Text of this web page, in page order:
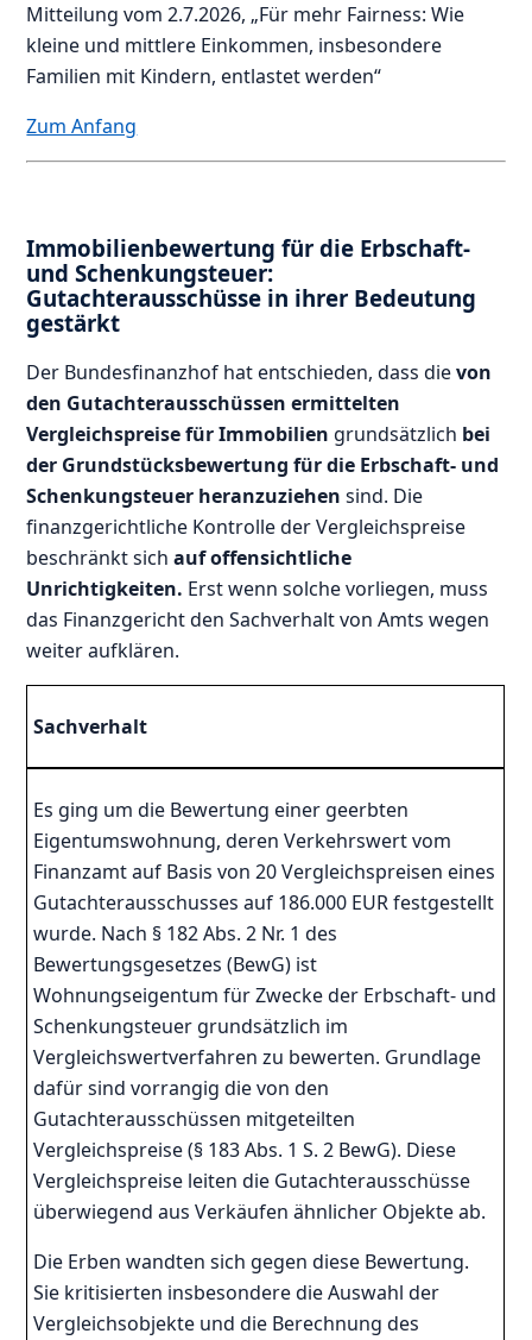
Mitteilung vom 2.7.2026, „Für mehr Fairness: Wie
kleine und mittlere Einkommen, insbesondere
Familien mit Kindern, entlastet werden“
Zum Anfang
Immobilienbewertung für die Erbschaft-
und Schenkungsteuer:
Gutachterausschüsse in ihrer Bedeutung
gestärkt
Der Bundesfinanzhof hat entschieden, dass dievon
den Gutachterausschüssen ermittelten
Vergleichspreise für Immobilien grundsätzlich bei
der Grundstücksbewertung für die Erbschaft- und
Schenkungsteuer heranzuziehen sind. Die
finanzgerichtliche Kontrolle der Vergleichspreise
beschränkt sichauf offensichtliche
Unrichtigkeiten. Erst wenn solche vorliegen, muss
das Finanzgericht den Sachverhalt von Amts wegen
weiter aufklären.
Sachverhalt
Es ging um die Bewertung einer geerbten
Eigentumswohnung, deren Verkehrswert vom
Finanzamt auf Basis von 20 Vergleichspreisen eines
Gutachterausschusses auf 186.000 EUR festgestellt
wurde. Nach § 182 Abs. 2 Nr. 1 des
Bewertungsgesetzes (BewG) ist
Wohnungseigentum für Zwecke der Erbschaft- und
Schenkungsteuer grundsätzlich im
Vergleichswertverfahren zu bewerten. Grundlage
dafür sind vorrangig die von den
Gutachterausschüssen mitgeteilten
Vergleichspreise (§ 183 Abs. 1 S. 2 BewG). Diese
Vergleichspreise leiten die Gutachterausschüsse
überwiegend aus Verkäufen ähnlicher Objekte ab.
Die Erben wandten sich gegen diese Bewertung.
Sie kritisierten insbesondere die Auswahl der
Vergleichsobjekte und die Berechnung des